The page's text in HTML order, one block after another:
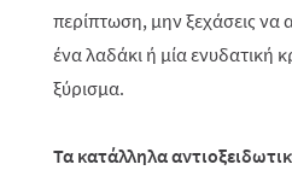
περίπτωση, μην ξεχάσεις
ένα λαδάκι ή μία ενυδατική
ξύρισμα.
Τα κατάλληλα